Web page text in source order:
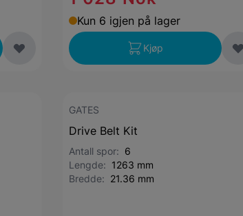
Kun 6 igjen på lager
Kjøp
GATES
Drive Belt Kit
Antall spor: 6
Lengde: 1263 mm
Bredde: 21.36 mm